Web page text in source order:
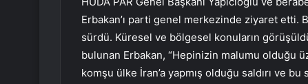
Erbakan’ı parti genel merkezinde ziyaret etti.
sürdü. Küresel ve bölgesel konuların
bulunan Erbakan, “Hepinizin malumu olduğu
komşu ülke İran’a yapmış olduğu saldırı ve bu